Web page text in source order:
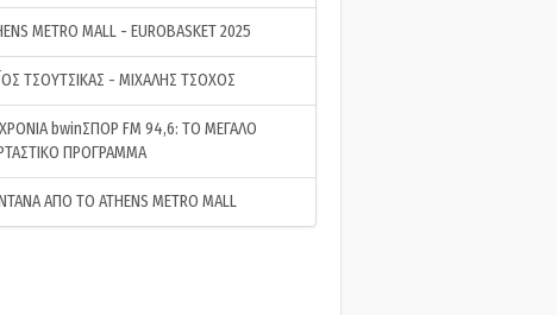
METRO MALL - EUROBASKET 2025
ΤΣΟΥΤΣΙΚΑΣ - ΜΙΧΑΛΗΣ ΤΣΟΧΟΣ
bwinΣΠΟΡ FM 94,6: ΤΟ ΜΕΓΑΛΟ
ΠΡΟΓΡΑΜΜΑ
ΑΠΟ ΤΟ ATHENS METRO MALL